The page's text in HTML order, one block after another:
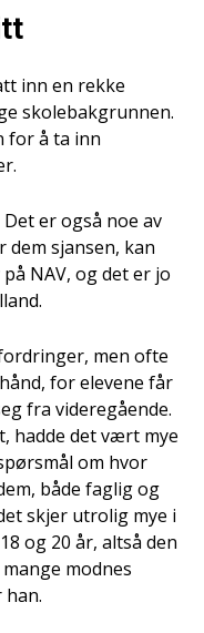
inn en rekke
skolebakgrunnen.
for å ta inn
er også noe av
dem sjansen, kan
NAV, og det er jo
men ofte
for elevene får
fra videregående.
hadde det vært mye
om hvor
både faglig og
skjer utrolig mye i
og 20 år, altså den
modnes
han.